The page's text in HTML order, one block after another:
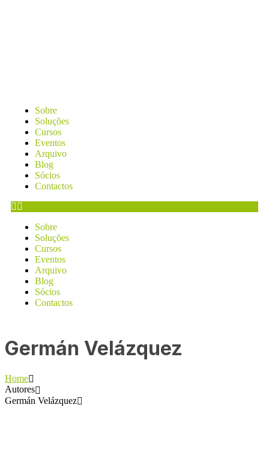
Sobre
Soluções
Cursos
Eventos
Arquivo
Blog
Sócios
Contactos
Sobre
Soluções
Cursos
Eventos
Arquivo
Blog
Sócios
Contactos
Germán Velázquez
Home
Autores
Germán Velázquez